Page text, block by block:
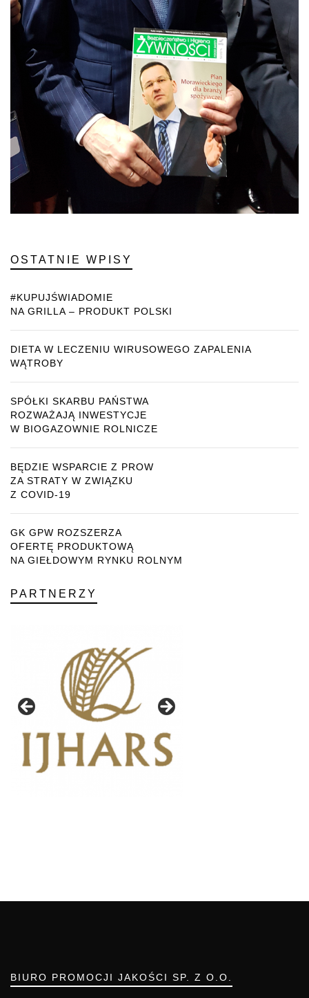
OSTATNIE WPISY
#KUPUJŚWIADOMIE
NA GRILLA – PRODUKT POLSKI
DIETA W LECZENIU WIRUSOWEGO ZAPALENIA
WĄTROBY
SPÓŁKI SKARBU PAŃSTWA
ROZWAŻAJĄ INWESTYCJE
W BIOGAZOWNIE ROLNICZE
BĘDZIE WSPARCIE Z PROW
ZA STRATY W ZWIĄZKU
Z COVID-19
GK GPW ROZSZERZA
OFERTĘ PRODUKTOWĄ
NA GIEŁDOWYM RYNKU ROLNYM
PARTNERZY
BIURO PROMOCJI JAKOŚCI SP. Z O.O.